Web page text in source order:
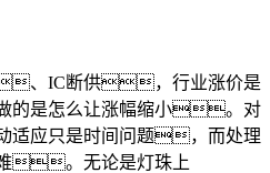
、IC断供，行业涨价是
的是怎么让涨幅缩小。对
适应只是时间问题，而处理
。无论是灯珠上